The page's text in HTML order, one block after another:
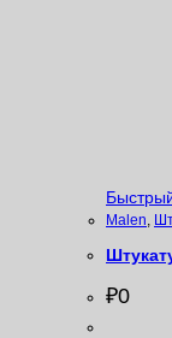
Malen
₽0